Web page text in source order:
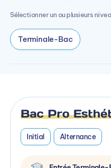
Sélectionner un ou plusieurs
Terminale-Bac
Bac Pro
Initial Alternance